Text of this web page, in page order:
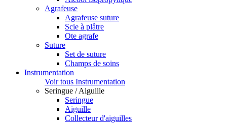
Agrafeuse
Agrafeuse suture
Scie à plâtre
Ote agrafe
Suture
Set de suture
Champs de soins
Instrumentation
Voir tous Instrumentation
Seringue / Aiguille
Seringue
Aiguille
Collecteur d'aiguilles